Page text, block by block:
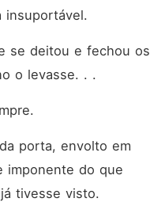
insuportável.
se deitou e fechou os
o levasse. . .
porta, envolto em
imponente do que
tivesse visto.